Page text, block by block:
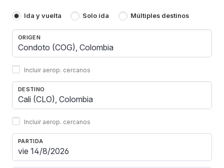
Ida y vuelta Solo ida Múltiples destinos
ORIGEN
Incluir aerop. cercanos
DESTINO
Incluir aerop. cercanos
PARTIDA